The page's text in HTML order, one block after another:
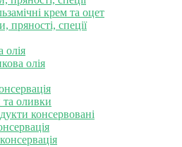
крем та оцет
пряності, спеції
олія
олія
оливки
консервовані